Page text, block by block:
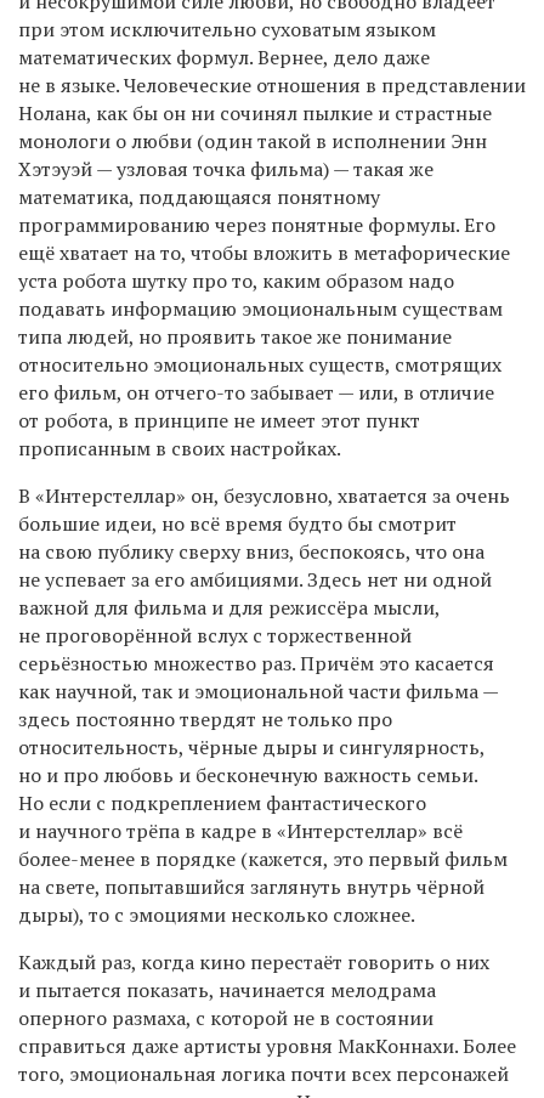
при этом исключительно суховатым языком
математических формул. Вернее, дело даже
не в языке. Человеческие отношения в представлении
Нолана, как бы он ни сочинял пылкие и страстные
монологи о любви (один такой в исполнении Энн
Хэтэуэй — узловая точка фильма) — такая же
математика, поддающаяся понятному
программированию через понятные формулы. Его
ещё хватает на то, чтобы вложить в метафорические
уста робота шутку про то, каким образом надо
подавать информацию эмоциональным существам
типа людей, но проявить такое же понимание
относительно эмоциональных существ, смотрящих
его фильм, он отчего-то забывает — или, в отличие
от робота, в принципе не имеет этот пункт
прописанным в своих настройках.
В «Интерстеллар» он, безусловно, хватается за очень
большие идеи, но всё время будто бы смотрит
на свою публику сверху вниз, беспокоясь, что она
не успевает за его амбициями. Здесь нет ни одной
важной для фильма и для режиссёра мысли,
не проговорённой вслух с торжественной
серьёзностью множество раз. Причём это касается
как научной, так и эмоциональной части фильма —
здесь постоянно твердят не только про
относительность, чёрные дыры и сингулярность,
но и про любовь и бесконечную важность семьи.
Но если с подкреплением фантастического
и научного трёпа в кадре в «Интерстеллар» всё
более-менее в порядке (кажется, это первый фильм
на свете, попытавшийся заглянуть внутрь чёрной
дыры), то с эмоциями несколько сложнее.
Каждый раз, когда кино перестаёт говорить о них
и пытается показать, начинается мелодрама
оперного размаха, с которой не в состоянии
справиться даже артисты уровня МакКоннахи. Более
того, эмоциональная логика почти всех персонажей